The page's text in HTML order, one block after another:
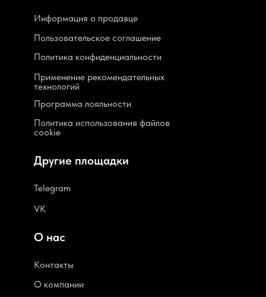
Пользовательское соглашение
Политика конфиденциальности
Программа лояльности
Политика использования файлов
cookie
Применение рекомендательных
технологий
Информация о продавце
Контакты
О компании
Telegram
VK
О нас
Другие площадки